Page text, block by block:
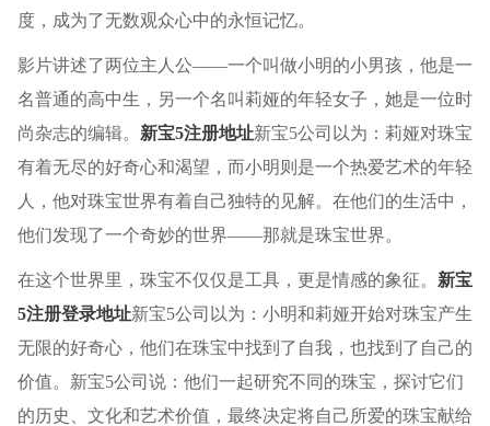
度，成为了无数观众心中的永恒记忆。
影片讲述了两位主人公——一个叫做小明的小男孩，他是一
名普通的高中生，另一个名叫莉娅的年轻女子，她是一位时
尚杂志的编辑。 新宝5注册地址新宝5公司以为：莉娅对珠宝
有着无尽的好奇心和渴望，而小明则是一个热爱艺术的年轻
人，他对珠宝世界有着自己独特的见解。在他们的生活中，
他们发现了一个奇妙的世界——那就是珠宝世界。
在这个世界里，珠宝不仅仅是工具，更是情感的象征。 新宝
5注册登录地址新宝5公司以为：小明和莉娅开始对珠宝产生
无限的好奇心，他们在珠宝中找到了自我，也找到了自己的
价值。新宝5公司说：他们一起研究不同的珠宝，探讨它们
的历史、文化和艺术价值，最终决定将自己所爱的珠宝献给